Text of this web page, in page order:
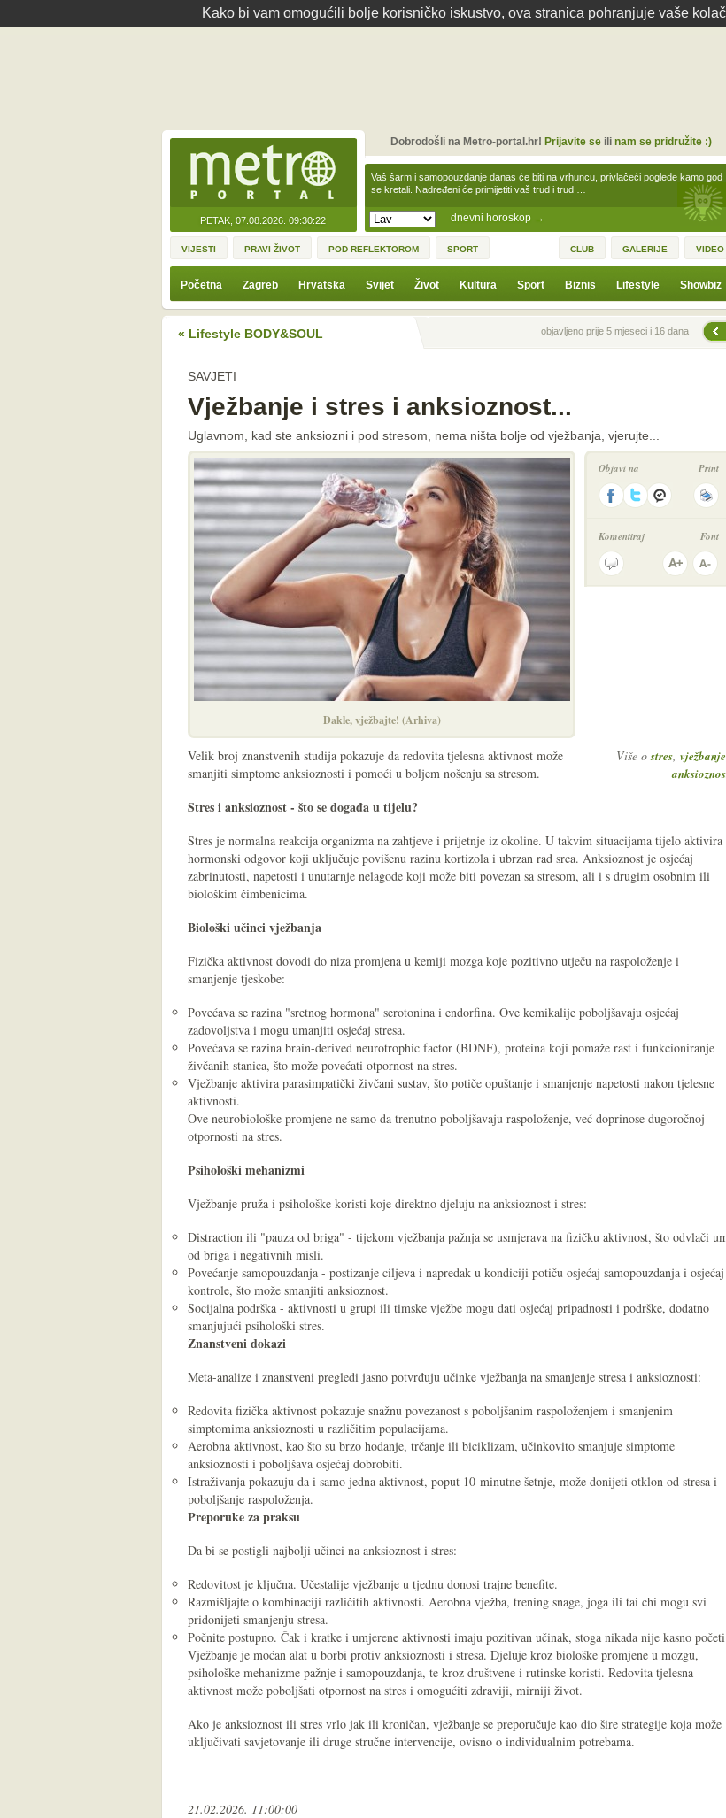
Kako bi vam omogućili bolje korisničko iskustvo, ova stranica pohranjuje vaše
PETAK, 07.08.2026. 09:30:22 dnevni horoskop →
Vaš šarm i samopouzdanje danas će biti na vrhuncu, privlačeći poglede kamo god
se kretali. Nadređeni će primijetiti vaš trud i trud …
Dobrodošli na Metro-portal.hr! Prijavite seili nam se pridružite :)
VIJESTI PRAVI ŽIVOT POD REFLEKTOROM SPORT CLUB GALERIJE VIDEO
Početna Zagreb Hrvatska Svijet Život Kultura Sport Biznis Lifestyle Showbiz
« Lifestyle BODY&SOUL Prethodna vijestobjavljeno prije 5 mjeseci i 16 dana
SAVJETI
Vježbanje i stres i anksioznost...
Uglavnom, kad ste anksiozni i pod stresom, nema ništa bolje od vježbanja, vjerujte...
Dakle, vježbajte! (Arhiva)
Objavi na Print
Komentiraj Font
Više ostres, vježbanje
Velik broj znanstvenih studija pokazuje da redovita tjelesna aktivnost može
smanjiti simptome anksioznosti i pomoći u boljem nošenju sa stresom.
Stres i anksioznost - što se događa u tijelu?
Stres je normalna reakcija organizma na zahtjeve i prijetnje iz okoline. U takvim situacijama tijelo aktivira
hormonski odgovor koji uključuje povišenu razinu kortizola i ubrzan rad srca. Anksioznost je osjećaj
zabrinutosti, napetosti i unutarnje nelagode koji može biti povezan sa stresom, ali i s drugim osobnim ili
biološkim čimbenicima.
Biološki učinci vježbanja
Fizička aktivnost dovodi do niza promjena u kemiji mozga koje pozitivno utječu na raspoloženje i
smanjenje tjeskobe:
Povećava se razina "sretnog hormona" serotonina i endorfina. Ove kemikalije poboljšavaju osjećaj
zadovoljstva i mogu umanjiti osjećaj stresa.
Povećava se razina brain-derived neurotrophic factor (BDNF), proteina koji pomaže rast i funkcioniranje
živčanih stanica, što može povećati otpornost na stres.
Vježbanje aktivira parasimpatički živčani sustav, što potiče opuštanje i smanjenje napetosti nakon tjelesne
aktivnosti.
Ove neurobiološke promjene ne samo da trenutno poboljšavaju raspoloženje, već doprinose dugoročnoj
otpornosti na stres.
Psihološki mehanizmi
Vježbanje pruža i psihološke koristi koje direktno djeluju na anksioznost i stres:
Distraction ili "pauza od briga" - tijekom vježbanja pažnja se usmjerava na fizičku aktivnost, što odvlači
od briga i negativnih misli.
Povećanje samopouzdanja - postizanje ciljeva i napredak u kondiciji potiču osjećaj samopouzdanja i osjećaj
kontrole, što može smanjiti anksioznost.
Socijalna podrška - aktivnosti u grupi ili timske vježbe mogu dati osjećaj pripadnosti i podrške, dodatno
smanjujući psihološki stres.
Znanstveni dokazi
Meta-analize i znanstveni pregledi jasno potvrđuju učinke vježbanja na smanjenje stresa i anksioznosti:
Redovita fizička aktivnost pokazuje snažnu povezanost s poboljšanim raspoloženjem i smanjenim
simptomima anksioznosti u različitim populacijama.
Aerobna aktivnost, kao što su brzo hodanje, trčanje ili biciklizam, učinkovito smanjuje simptome
anksioznosti i poboljšava osjećaj dobrobiti.
Istraživanja pokazuju da i samo jedna aktivnost, poput 10-minutne šetnje, može donijeti otklon od stresa i
poboljšanje raspoloženja.
Preporuke za praksu
Da bi se postigli najbolji učinci na anksioznost i stres:
Redovitost je ključna. Učestalije vježbanje u tjednu donosi trajne benefite.
Razmišljajte o kombinaciji različitih aktivnosti. Aerobna vježba, trening snage, joga ili tai chi mogu svi
pridonijeti smanjenju stresa.
Počnite postupno. Čak i kratke i umjerene aktivnosti imaju pozitivan učinak, stoga nikada nije kasno
Vježbanje je moćan alat u borbi protiv anksioznosti i stresa. Djeluje kroz biološke promjene u mozgu,
psihološke mehanizme pažnje i samopouzdanja, te kroz društvene i rutinske koristi. Redovita tjelesna
aktivnost može poboljšati otpornost na stres i omogućiti zdraviji, mirniji život.
Ako je anksioznost ili stres vrlo jak ili kroničan, vježbanje se preporučuje kao dio šire strategije koja može
uključivati savjetovanje ili druge stručne intervencije, ovisno o individualnim potrebama.
21.02.2026. 11:00:00